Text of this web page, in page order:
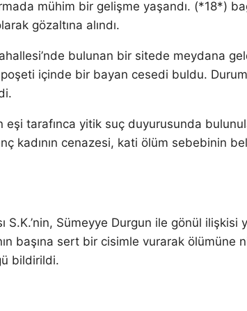
mühim bir gelişme yaşandı. (*18*)
gözaltına alındı.
bulunan bir sitede meydana
içinde bir bayan cesedi buldu.
tarafınca yitik suç duyurusunda
kadının cenazesi, kati ölüm sebebinin
S.K.’nin, Sümeyye Durgun ile gönül
başına sert bir cisimle vurarak
bildirildi.